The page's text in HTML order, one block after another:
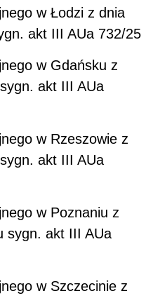
w Łodzi z dnia
akt III AUa 732/25
w Gdańsku z
akt III AUa
w Rzeszowie z
akt III AUa
w Poznaniu z
sygn. akt III AUa
w Szczecinie z